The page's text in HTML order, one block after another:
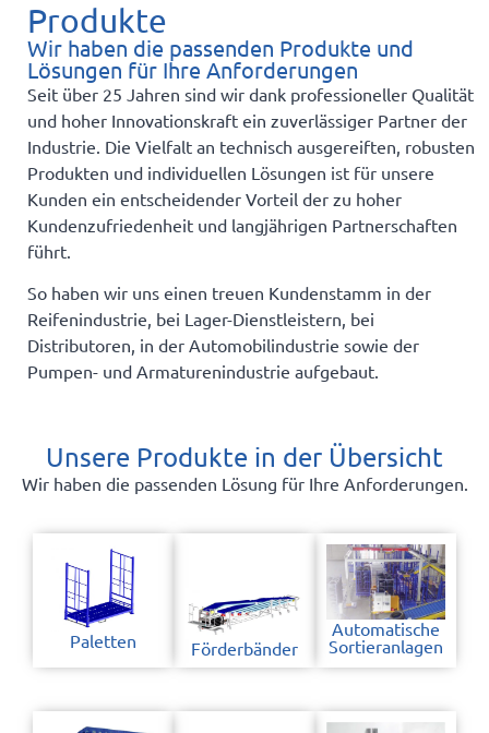
Produkte
Wir haben die passenden Produkte und
Lösungen für Ihre Anforderungen
Seit über 25 Jahren sind wir dank professioneller Qualität
und hoher Innovationskraft ein zuverlässiger Partner der
Industrie. Die Vielfalt an technisch ausgereiften, robusten
Produkten und individuellen Lösungen ist für unsere
Kunden ein entscheidender Vorteil der zu hoher
Kundenzufriedenheit und langjährigen Partnerschaften
führt.
So haben wir uns einen treuen Kundenstamm in der
Reifenindustrie, bei Lager-Dienstleistern, bei
Distributoren, in der Automobilindustrie sowie der
Pumpen- und Armaturenindustrie aufgebaut.
Unsere Produkte in der Übersicht
Wir haben die passenden Lösung für Ihre Anforderungen.
Paletten Förderbänder
Automatische
Sortieranlagen